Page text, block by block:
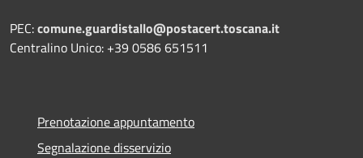
PEC:comune.guardistallo@postacert.toscana.it
Centralino Unico: +39 0586 651511
Prenotazione appuntamento
Segnalazione disservizio